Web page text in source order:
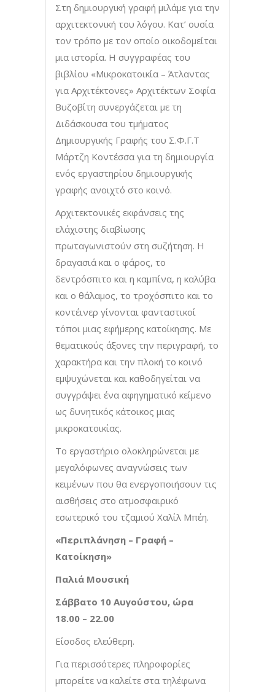
Στη δημιουργική γραφή μιλάμε για την
αρχιτεκτονική του λόγου. Κατ’ ουσία
τον τρόπο με τον οποίο οικοδομείται
μια ιστορία. Η συγγραφέας του
βιβλίου «Μικροκατοικία – Άτλαντας
για Αρχιτέκτονες» Αρχιτέκτων Σοφία
Βυζοβίτη συνεργάζεται με τη
Διδάσκουσα του τμήματος
Δημιουργικής Γραφής του Σ.Φ.Γ.Τ
Μάρτζη Κοντέσσα για τη δημιουργία
ενός εργαστηρίου δημιουργικής
γραφής ανοιχτό στο κοινό.
Αρχιτεκτονικές εκφάνσεις της
ελάχιστης διαβίωσης
πρωταγωνιστούν στη συζήτηση. Η
δραγασιά και ο φάρος, το
δεντρόσπιτο και η καμπίνα, η καλύβα
και ο θάλαμος, το τροχόσπιτο και το
κοντέινερ γίνονται φανταστικοί
τόποι μιας εφήμερης κατοίκησης. Με
θεματικούς άξονες την περιγραφή, το
χαρακτήρα και την πλοκή το κοινό
εμψυχώνεται και καθοδηγείται να
συγγράψει ένα αφηγηματικό κείμενο
ως δυνητικός κάτοικος μιας
μικροκατοικίας.
Το εργαστήριο ολοκληρώνεται με
μεγαλόφωνες αναγνώσεις των
κειμένων που θα ενεργοποιήσουν τις
αισθήσεις στο ατμοσφαιρικό
εσωτερικό του τζαμιού Χαλίλ Μπέη.
«Περιπλάνηση – Γραφή –
Κατοίκηση»
Παλιά Μουσική
Σάββατο 10 Αυγούστου, ώρα
18.00 – 22.00
Είσοδος ελεύθερη.
Για περισσότερες πληροφορίες
μπορείτε να καλείτε στα τηλέφωνα